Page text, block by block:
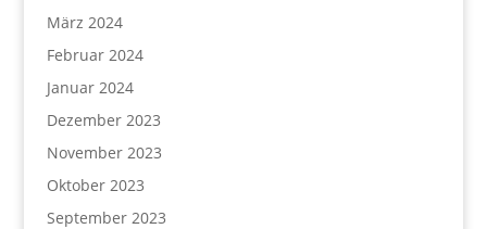
März 2024
Februar 2024
Januar 2024
Dezember 2023
November 2023
Oktober 2023
September 2023